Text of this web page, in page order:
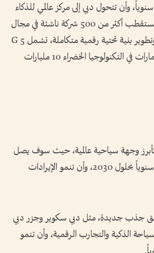
وأن ينمو بنسبة 15 - 20 % سنوياً، وأن تتحول دبي إلى مركز عالمي للذكاء
الاصطناعي والبلوك تشين، وأن تستقطب أكثر من 500 شركة ناشئة في مجال
التكنولوجيا المالية بحلول 2030، وتطوير بنية تحتية رقمية متكاملة، تشمل 5 G
وإنترنت الأشياء، وأن تبلغ الاستثمارات في التكنولوجيا الخضراء 10 مليارات
وجهة سياحية عالمية، حيث سوف يصل
عدد السياح إلى 30 مليون سائح سنوياً بحلول 2030، وأن تنمو الإيرادات
جذب جديدة، مثل دبي سكوير وجزر دبي
الذكية والتجارب الرقمية، وأن تنمو